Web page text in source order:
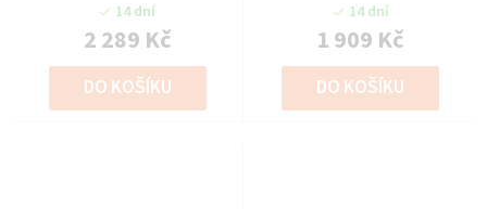
14 dní
2 289 Kč
DO KOŠÍKU
14 dní
1 909 Kč
DO KOŠÍKU